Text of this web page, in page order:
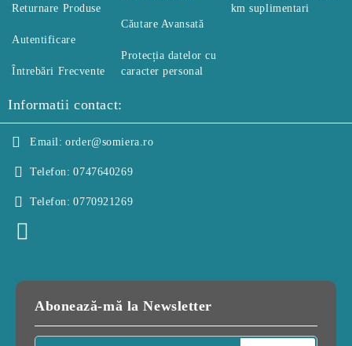
Returnare Produse
Autentificare
Întrebări Frecvente
Căutare Avansată
Protecția datelor cu
caracter personal
km suplimentari
Informatii contact:
Email: order@somiera.ro
Telefon: 0747640269
Telefon: 0770921269
Abonează-mă la Newsletter